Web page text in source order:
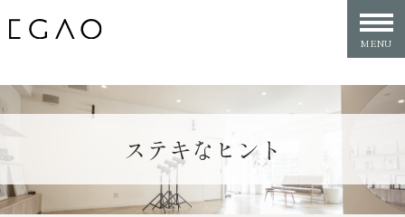
ステキなヒント